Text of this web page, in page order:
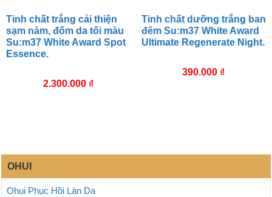
Tinh chất trắng cải thiện
sạm nám, đốm da tối màu
Su:m37 White Award Spot
Essence.
2.300.000 ₫
Tinh chất dưỡng trắng ban
đêm Su:m37 White Award
Ultimate Regenerate Night.
390.000 ₫
OHUI
Ohui Phục Hồi Làn Da